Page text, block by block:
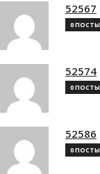
52567
0 ПОСТЫ
52574
0 ПОСТЫ
52586
0 ПОСТЫ